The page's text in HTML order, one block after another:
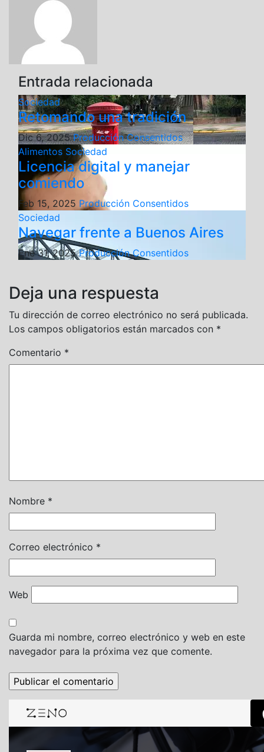
Entrada relacionada
Sociedad
Retomando una tradición
Dic 6, 2025 Producción Consentidos
Alimentos Sociedad
Licencia digital y manejar
comiendo
Feb 15, 2025 Producción Consentidos
Sociedad
Navegar frente a Buenos Aires
Ene 31, 2025 Producción Consentidos
Deja una respuesta
Tu dirección de correo electrónico no será publicada.
Los campos obligatorios están marcados con *
Comentario *
Nombre *
Correo electrónico *
Web
Guarda mi nombre, correo electrónico y web en este
navegador para la próxima vez que comente.